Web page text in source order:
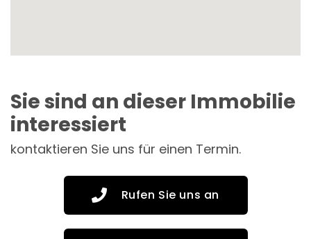
Sie sind an dieser Immobilie
interessiert
kontaktieren Sie uns für einen Termin.
Rufen Sie uns an